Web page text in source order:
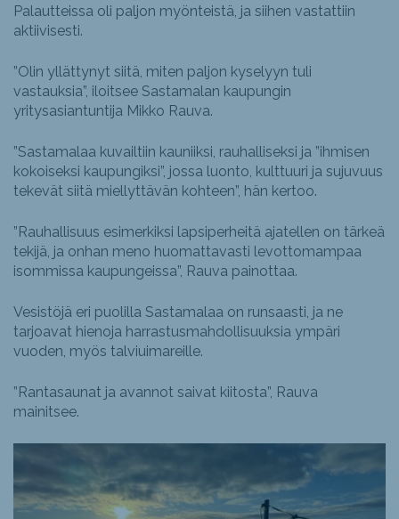
Palautteissa oli paljon myönteistä, ja siihen vastattiin
aktiivisesti.
”Olin yllättynyt siitä, miten paljon kyselyyn tuli
vastauksia”, iloitsee Sastamalan kaupungin
yritysasiantuntija Mikko Rauva.
”Sastamalaa kuvailtiin kauniiksi, rauhalliseksi ja ”ihmisen
kokoiseksi kaupungiksi”, jossa luonto, kulttuuri ja sujuvuus
tekevät siitä miellyttävän kohteen”, hän kertoo.
”Rauhallisuus esimerkiksi lapsiperheitä ajatellen on tärkeä
tekijä, ja onhan meno huomattavasti levottomampaa
isommissa kaupungeissa”, Rauva painottaa.
Vesistöjä eri puolilla Sastamalaa on runsaasti, ja ne
tarjoavat hienoja harrastusmahdollisuuksia ympäri
vuoden, myös talviuimareille.
”Rantasaunat ja avannot saivat kiitosta”, Rauva
mainitsee.